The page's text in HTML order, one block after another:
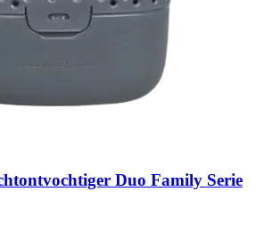
Duo Family Serie